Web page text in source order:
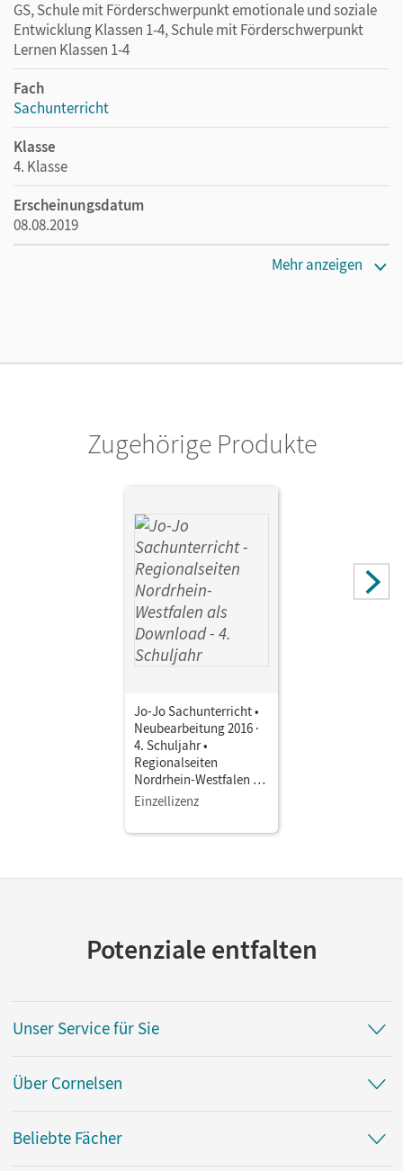
GS, Schule mit Förderschwerpunkt emotionale und soziale
Entwicklung Klassen 1-4, Schule mit Förderschwerpunkt
Lernen Klassen 1-4
Fach
Sachunterricht
Klasse
4. Klasse
Erscheinungsdatum
08.08.2019
Mehr anzeigen
Zugehörige Produkte
Jo-Jo Sachunterricht •
Neubearbeitung 2016 ·
4. Schuljahr •
Regionalseiten
Nordrhein-Westfalen als
Download
Einzellizenz
Potenziale entfalten
Unser Service für Sie
Über Cornelsen
Beliebte Fächer